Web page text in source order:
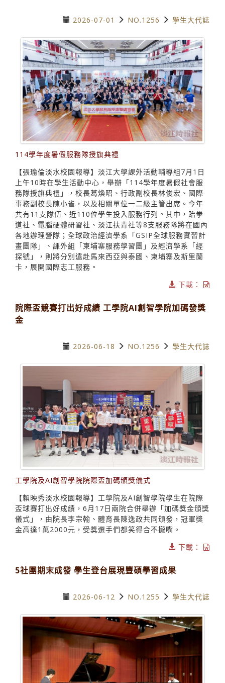
2026-07-01 NO.1256 學生大代誌
114學年度暑假服務隊授旗典禮
【張瑜倫淡水校園報導】淡江大學課外活動輔導組7月1日
上午10時在學生活動中心，舉辦「114學年度暑假社會服
務隊授旗典禮」，校長葛煥昭、行政副校長林俊宏、國際
事務副校長陳小雀，以及相關單位一二級主管出席。今年
共有11支隊伍、近110位學生投入服務行列。其中，跆拳
道社、電腦硬體研習社、淡江扶青社等8支服務隊將在國內
各地辦理營隊；全球政治經濟學系「GSIP全球服務實習計
畫團隊」、課外組「柬埔寨服務學習團」及經濟學系「經
探號」，則將分別遠赴馬來西亞與泰國、柬埔寨及斯里蘭
卡，展開國際志工服務。
下載：
院際盃競賽打出好成績 工學院AI創智學院加碼發獎
金
2026-06-18 NO.1256 學生大代誌
工學院及AI創智學院院際盃加碼頒獎儀式
【賴映秀淡水校園報導】工學院及AI創智學院學生在院際
盃球賽打出好成績，6月17日兩院合併舉辦「加碼獎金頒獎
儀式」，由院長李宗翰、體育長陳逸政共同頒發，冠軍獎
金高達1萬2000元，受獎選手們都笑得合不攏嘴。
下載：
5社團期末成發 學生登台展現豐碩學習成果
2026-06-12 NO.1255 學生大代誌